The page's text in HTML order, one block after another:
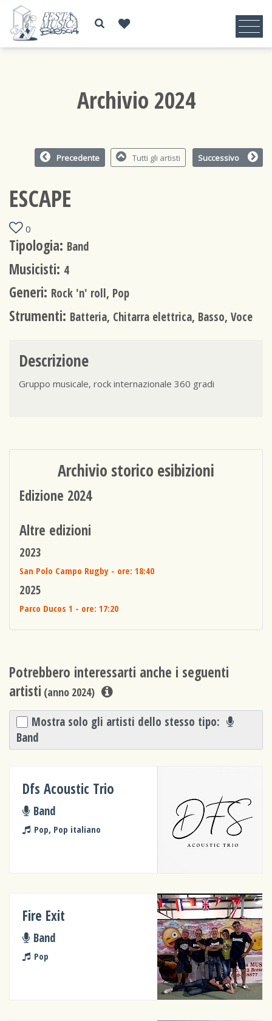
Archivio 2024
Precedente Tutti gli artisti Successivo
ESCAPE
0
Tipologia: Band
Musicisti: 4
Generi: Rock 'n' roll, Pop
Strumenti: Batteria, Chitarra elettrica, Basso, Voce
Descrizione
Gruppo musicale, rock internazionale 360 gradi
Archivio storico esibizioni
Edizione 2024
Altre edizioni
2023
San Polo Campo Rugby - ore: 18:40
2025
Parco Ducos 1 - ore: 17:20
Potrebbero interessarti anche i seguenti
artisti (anno 2024)
Mostra solo gli artisti dello stesso tipo:
Band
Dfs Acoustic Trio
Band
Pop, Pop italiano
Fire Exit
Band
Pop